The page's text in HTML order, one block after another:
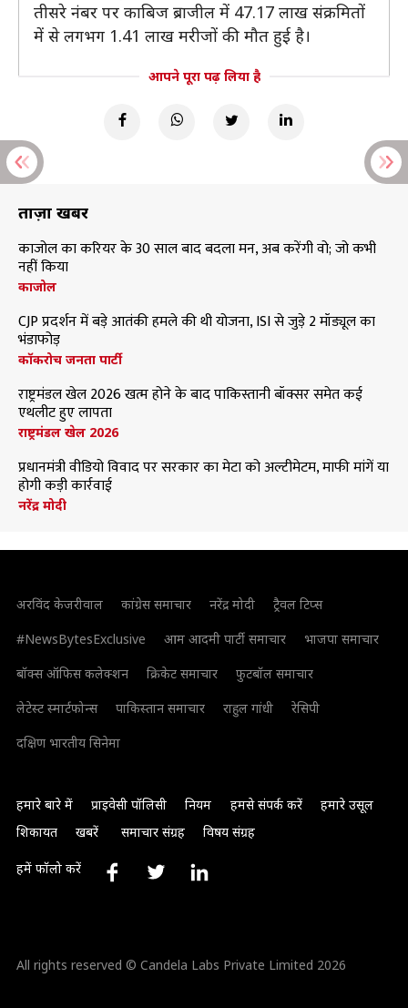
तीसरे नंबर पर काबिज ब्राजील में 47.17 लाख संक्रमितों
में से लगभग 1.41 लाख मरीजों की मौत हुई है।
आपने पूरा पढ़ लिया है
ताज़ा खबरें
काजोल का करियर के 30 साल बाद बदला मन, अब करेंगी वो; जो कभी
नहीं किया
काजोल
CJP प्रदर्शन में बड़े आतंकी हमले की थी योजना, ISI से जुड़े 2 मॉड्यूल का
भंडाफोड़
कॉकरोच जनता पार्टी
राष्ट्रमंडल खेल 2026 खत्म होने के बाद पाकिस्तानी बॉक्सर समेत कई
एथलीट हुए लापता
राष्ट्रमंडल खेल 2026
प्रधानमंत्री वीडियो विवाद पर सरकार का मेटा को अल्टीमेटम, माफी मांगें या
होगी कड़ी कार्रवाई
नरेंद्र मोदी
अरविंद केजरीवाल कांग्रेस समाचार नरेंद्र मोदी
ट्रैवल टिप्स
#NewsBytesExclusive
आम आदमी पार्टी समाचार
भाजपा समाचार
बॉक्स ऑफिस कलेक्शन
क्रिकेट समाचार
फुटबॉल समाचार
लेटेस्ट स्मार्टफोन्स
पाकिस्तान समाचार राहुल गांधी
रेसिपी
दक्षिण भारतीय सिनेमा
हमारे बारे में प्राइवेसी पॉलिसी नियम हमसे संपर्क करें
हमारे उसूल
शिकायत
खबरें समाचार संग्रह विषय संग्रह
हमें फॉलो करें
All rights reserved © Candela Labs Private Limited 2026